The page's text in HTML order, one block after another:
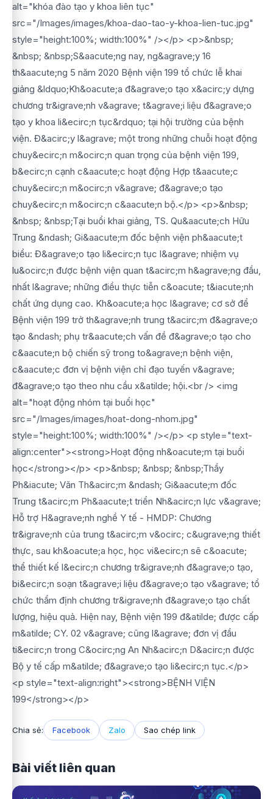
alt="khóa đào tạo y khoa liên tục"
src="/Images/images/khoa-dao-tao-y-khoa-lien-tuc.jpg"
style="height:100%; width:100%" /></p> <p>&nbsp;
&nbsp; &nbsp;S&aacute;ng nay, ng&agrave;y 16
th&aacute;ng 5 năm 2020 Bệnh viện 199 tổ chức lễ khai
giảng &ldquo;Kh&oacute;a đ&agrave;o tạo x&acirc;y dựng
chương tr&igrave;nh v&agrave; t&agrave;i liệu đ&agrave;o
tạo y khoa li&ecirc;n tục&rdquo; tại hội trường của bệnh
viện. Đ&acirc;y l&agrave; một trong những chuỗi hoạt động
chuy&ecirc;n m&ocirc;n quan trọng của bệnh viện 199,
b&ecirc;n cạnh c&aacute;c hoạt động Hợp t&aacute;c
chuy&ecirc;n m&ocirc;n v&agrave; đ&agrave;o tạo
chuy&ecirc;n m&ocirc;n c&aacute;n bộ.</p> <p>&nbsp;
&nbsp; &nbsp;Tại buổi khai giảng, TS. Qu&aacute;ch Hữu
Trung &ndash; Gi&aacute;m đốc bệnh viện ph&aacute;t
biểu: Đ&agrave;o tạo li&ecirc;n tục l&agrave; nhiệm vụ
lu&ocirc;n được bệnh viện quan t&acirc;m h&agrave;ng đầu,
nhất l&agrave; những điều thực tiễn c&oacute; t&iacute;nh
chất ứng dụng cao. Kh&oacute;a học l&agrave; cơ sở để
Bệnh viện 199 trở th&agrave;nh trung t&acirc;m đ&agrave;o
tạo &ndash; phụ tr&aacute;ch vấn đề đ&agrave;o tạo cho
c&aacute;n bộ chiến sỹ trong to&agrave;n bệnh viện,
c&aacute;c đơn vị bệnh viện chỉ đạo tuyến v&agrave;
đ&agrave;o tạo theo nhu cầu x&atilde; hội.<br /> <img
alt="hoạt động nhóm tại buổi học"
src="/Images/images/hoat-dong-nhom.jpg"
style="height:100%; width:100%" /></p> <p style="text-
align:center"><strong>Hoạt động nh&oacute;m tại buổi
học</strong></p> <p>&nbsp; &nbsp; &nbsp;Thầy
Ph&iacute; Văn Th&acirc;m &ndash; Gi&aacute;m đốc
Trung t&acirc;m Ph&aacute;t triển Nh&acirc;n lực v&agrave;
Hỗ trợ H&agrave;nh nghề Y tế - HMDP: Chương
tr&igrave;nh của trung t&acirc;m v&ocirc; c&ugrave;ng thiết
thực, sau kh&oacute;a học, học vi&ecirc;n sẽ c&oacute;
thể thiết kế l&ecirc;n chương tr&igrave;nh đ&agrave;o tạo,
bi&ecirc;n soạn t&agrave;i liệu đ&agrave;o tạo v&agrave; tổ
chức thẩm định chương tr&igrave;nh đ&agrave;o tạo chất
lượng, hiệu quả. Hiện nay, Bệnh viện 199 đ&atilde; được cấp
m&atilde; CY. 02 v&agrave; cũng l&agrave; đơn vị đầu
ti&ecirc;n trong C&ocirc;ng An Nh&acirc;n D&acirc;n được
Bộ y tế cấp m&atilde; đ&agrave;o tạo li&ecirc;n tục.</p>
<p style="text-align:right"><strong>BỆNH VIỆN
199</strong></p>
Chia sẻ: Facebook Zalo Sao chép link
Bài viết liên quan